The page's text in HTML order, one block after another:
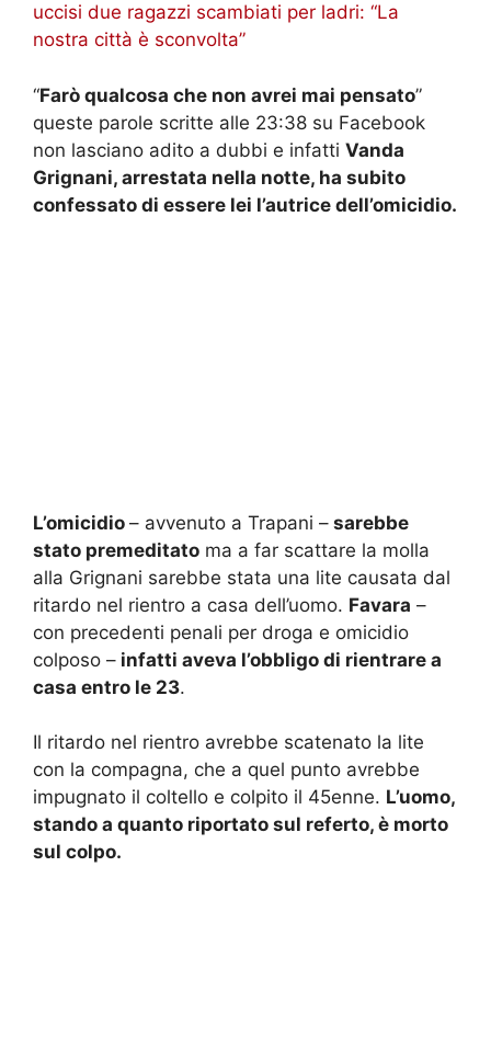
uccisi due ragazzi scambiati per ladri: “La
nostra città è sconvolta”
“Farò qualcosa che non avrei mai pensato”
queste parole scritte alle 23:38 su Facebook
non lasciano adito a dubbi e infatti Vanda
Grignani, arrestata nella notte, ha subito
confessato di essere lei l’autrice dell’omicidio.
L’omicidio – avvenuto a Trapani – sarebbe
stato premeditato ma a far scattare la molla
alla Grignani sarebbe stata una lite causata dal
ritardo nel rientro a casa dell’uomo. Favara –
con precedenti penali per droga e omicidio
colposo – infatti aveva l’obbligo di rientrare a
casa entro le 23.
Il ritardo nel rientro avrebbe scatenato la lite
con la compagna, che a quel punto avrebbe
impugnato il coltello e colpito il 45enne. L’uomo,
stando a quanto riportato sul referto, è morto
sul colpo.